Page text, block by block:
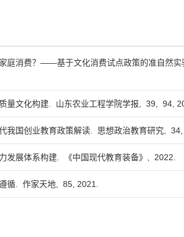
庭消费？——基于文化消费试点政策的准自然实
量文化构建. 山东农业工程学院学报, 39, 94,
国创业教育政策解读. 思想政治教育研究, 34,
发展体系构建. 《中国现代教育装备》, 2022.
循. 作家天地, 85, 2021.